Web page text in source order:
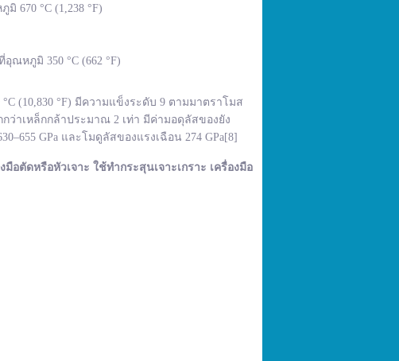
670 °C (1,238 °F)
ณหภูมิ 350 °C (662 °F)
(10,830 °F) มีความแข็งระดับ 9 ตามมาตราโมส
ว่าเหล็กกล้าประมาณ 2 เท่า มีค่ามอดุลัสของยัง
GPa และโมดูลัสของแรงเฉือน 274 GPa[8]
ตัดหรือหัวเจาะ ใช้ทำกระสุนเจาะเกราะ เครื่องมือ